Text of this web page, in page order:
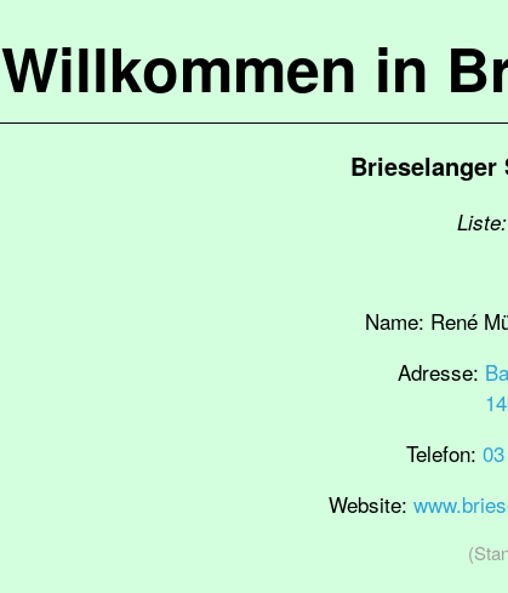
Willkommen in
Brieselanger
Name: René
Adresse:
Telefon:
Website: